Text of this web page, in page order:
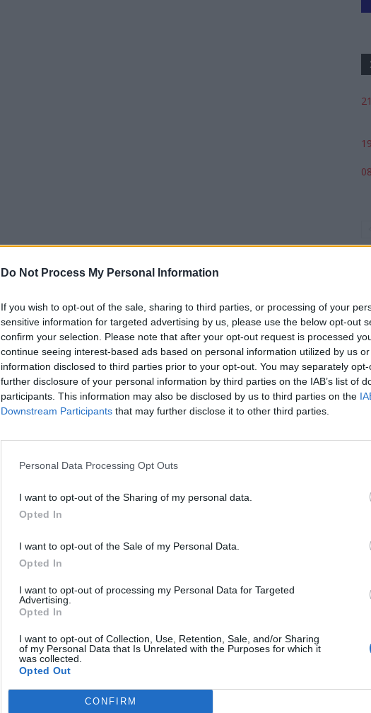
Do Not Process My Personal Information
If you wish to opt-out of the sale, sharing to third parties, or processing of your
sensitive information for targeted advertising by us, please use the below opt-out
confirm your selection. Please note that after your opt-out request is processed
continue seeing interest-based ads based on personal information utilized by us
information disclosed to third parties prior to your opt-out. You may separately
further disclosure of your personal information by third parties on the IAB’s list of
participants. This information may also be disclosed by us to third parties on the
Downstream Participants that may further disclose it to other third parties.
Personal Data Processing Opt Outs
I want to opt-out of the Sharing of my personal data.
Opted In
I want to opt-out of the Sale of my Personal Data.
Opted In
I want to opt-out of processing my Personal Data for Targeted
Advertising.
Opted In
I want to opt-out of Collection, Use, Retention, Sale, and/or Sharing
of my Personal Data that Is Unrelated with the Purposes for which it
was collected.
Opted Out
CONFIRM